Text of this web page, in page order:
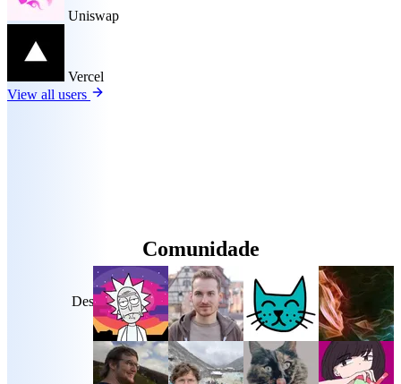
Uniswap
Vercel
View all users
Comunidade
Desenvolvido pela nossa incrível comunidade
Discord